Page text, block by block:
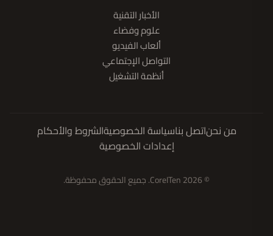
الأخبار التقنية
علوم وفضاء
ألعاب الفيديو
التواصل الإجتماعي
أنظمة التشغيل
من نحناتصل بناسياسة الخصوصيةالشروط والأحكام
إعدادات الخصوصية
© 2026 CoreITen. جميع الحقوق محفوظة.